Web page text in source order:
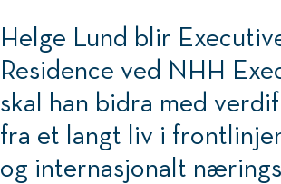
Helge Lund blir
Residence ved NHH
skal han bidra med
fra et langt liv i
og internasjonalt